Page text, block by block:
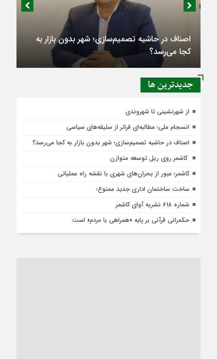
اصناف در حاشیه تصمیم‌سازی؛ شهر بدون بازار به
کجا می‌رسد؟
جديدترين ها
از شهرنشینی تا شهروندی
انسجام ملی؛ مطالبه‌ای فراتر از سلیقه‌های سیاسی
اصناف در حاشیه تصمیم‌سازی؛ شهر بدون بازار به کجا می‌رسد؟
کاشمر روی ریل توسعه متوازن
کاشمر؛ عبور از بحران‌های شهری با نقشه راه عملیاتی
ساخت ساختمان اداری جدید ممنوع؛
شماره 618 نشریه آوای کاشمر
حکمرانی قرآنی بر پایه «همراهی با مردم» است